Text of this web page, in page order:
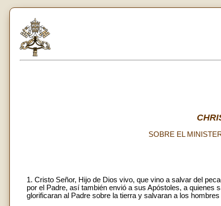
SOBRE EL
1. Cristo Señor, Hijo de Dios vivo, que vino a salvar del
por el Padre, así también envió a sus Apóstoles, a quienes
glorificaran al Padre sobre la tierra y salvaran a los